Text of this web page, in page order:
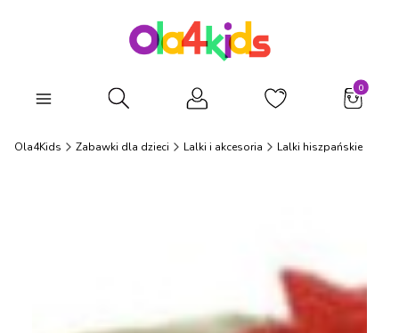
Otwórz wyszukiwarkę
Ola4Kids Zabawki dla dzieci Lalki i akcesoria Lalki hiszpańskie